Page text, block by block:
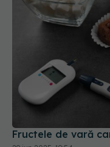
Fructele de vară